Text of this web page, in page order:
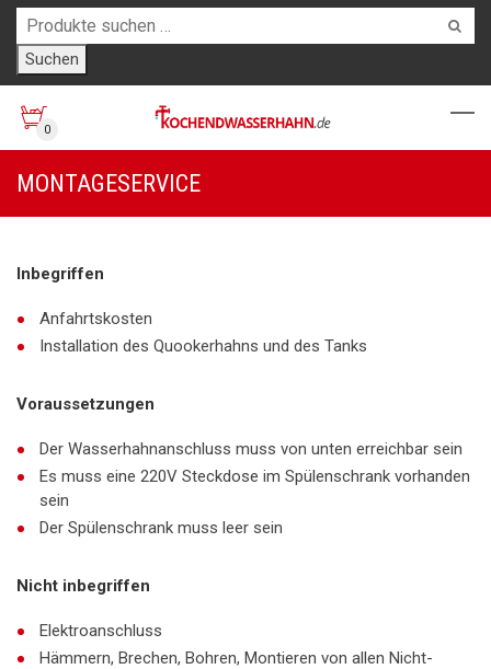
Suchen
0
MONTAGESERVICE
Inbegriffen
Anfahrtskosten
Installation des Quookerhahns und des Tanks
Voraussetzungen
Der Wasserhahnanschluss muss von unten erreichbar sein
Es muss eine 220V Steckdose im Spülenschrank vorhanden
sein
Der Spülenschrank muss leer sein
Nicht inbegriffen
Elektroanschluss
Hämmern, Brechen, Bohren, Montieren von allen Nicht-